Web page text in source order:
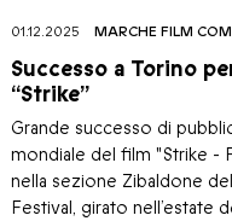
01.12.2025 MARCHE FILM
Successo a Torino
“Strike”
Grande successo di
mondiale del film "Strike -
nella sezione Zibaldone
Festival, girato nell’estate